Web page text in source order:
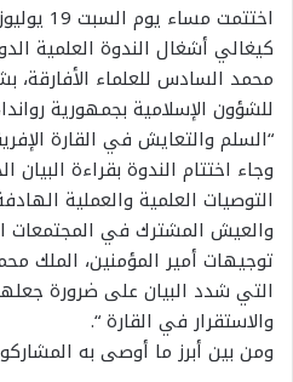
كيغالي أشغال الندوة العلمية
محمد السادس للعلماء الأفارقة،
للشؤون الإسلامية بجمهورية
“السلم والتعايش في القارة
وجاء اختتام الندوة بقراءة
التوصيات العلمية والعملية
والعيش المشترك في المجتمعات
توجيهات أمير المؤمنين، الملك
التي شدد البيان على ضرورة
والاستقرار في القارة “.
ومن بين أبرز ما أوصى به